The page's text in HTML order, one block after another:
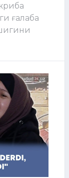
ғалаба